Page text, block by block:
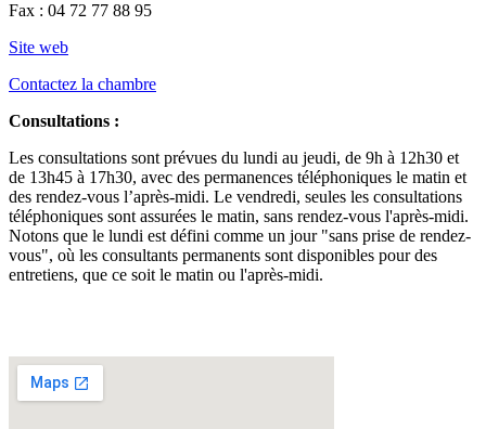
Fax : 04 72 77 88 95
Site web
Contactez la chambre
Consultations :
Les consultations sont prévues du lundi au jeudi, de 9h à 12h30 et
de 13h45 à 17h30, avec des permanences téléphoniques le matin et
des rendez-vous l’après-midi. Le vendredi, seules les consultations
téléphoniques sont assurées le matin, sans rendez-vous l'après-midi.
Notons que le lundi est défini comme un jour "sans prise de rendez-
vous", où les consultants permanents sont disponibles pour des
entretiens, que ce soit le matin ou l'après-midi.